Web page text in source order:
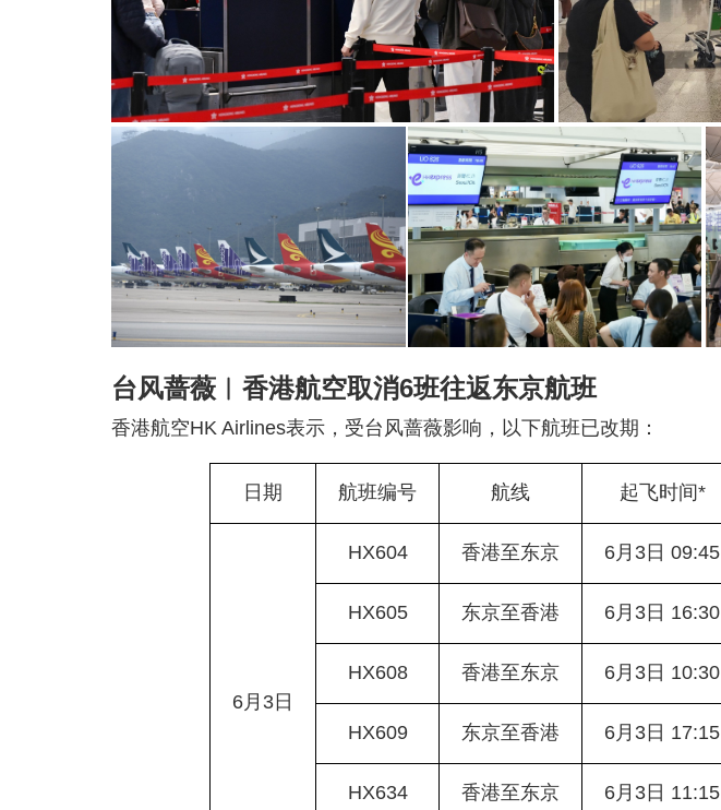
台风蔷薇︱香港航空取消6班往返东京航班
香港航空HK Airlines表示，受台风蔷薇影响，以下航班已改期：
日期 航班编号 航线 起飞时间*
6月3日
HX604 香港至东京 6月3日 09:45
HX605 东京至香港 6月3日 16:30
HX608 香港至东京 6月3日 10:30
HX609 东京至香港 6月3日 17:15
HX634 香港至东京 6月3日 11:15